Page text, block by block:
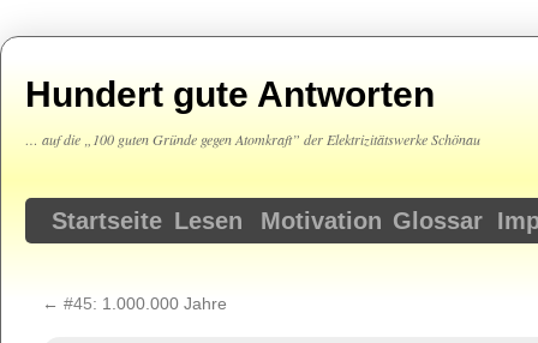
Hundert gute Antworten
… auf die „100 guten Gründe gegen Atomkraft” der Elektrizitätswerke Schönau
Springe
Inhalt
Startseite Lesen Motivation Glossar
← #45: 1.000.000 Jahre